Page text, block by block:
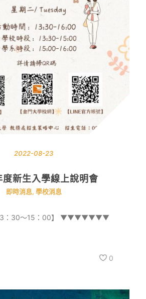
2022-08-23
度新生入學線上說明會
即時消息, 學校消息
13：30～15：00】 ▼▼▼▼▼▼▼
0